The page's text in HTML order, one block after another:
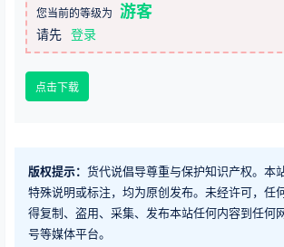
您当前的等级为 游客
请先 登录
点击下载
版权提示： 货代说倡导尊重与保护知识产权。本
特殊说明或标注，均为原创发布。未经许可，任
得复制、盗用、采集、发布本站任何内容到任何
号等媒体平台。